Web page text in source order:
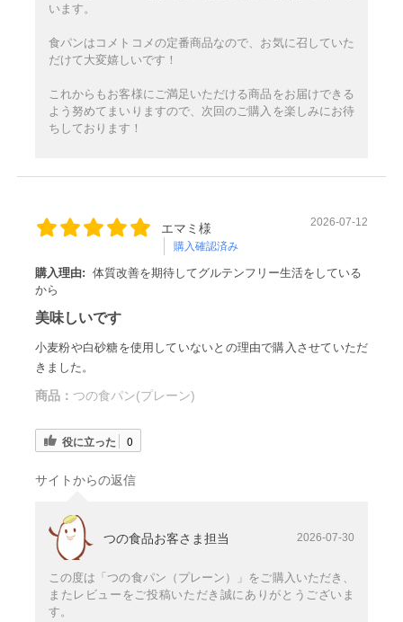
います。
食パンはコメトコメの定番商品なので、お気に召していた
だけて大変嬉しいです！
これからもお客様にご満足いただける商品をお届けできる
よう努めてまいりますので、次回のご購入を楽しみにお待
ちしております！
エマミ様
購入確認済み
2026-07-12
購入理由: 体質改善を期待してグルテンフリー生活をしている
から
美味しいです
小麦粉や白砂糖を使用していないとの理由で購入させていただ
きました。
商品： つの食パン(プレーン)
役に立った 0
サイトからの返信
つの食品お客さま担当 2026-07-30
この度は「つの食パン（プレーン）」をご購入いただき、
またレビューをご投稿いただき誠にありがとうございま
す。